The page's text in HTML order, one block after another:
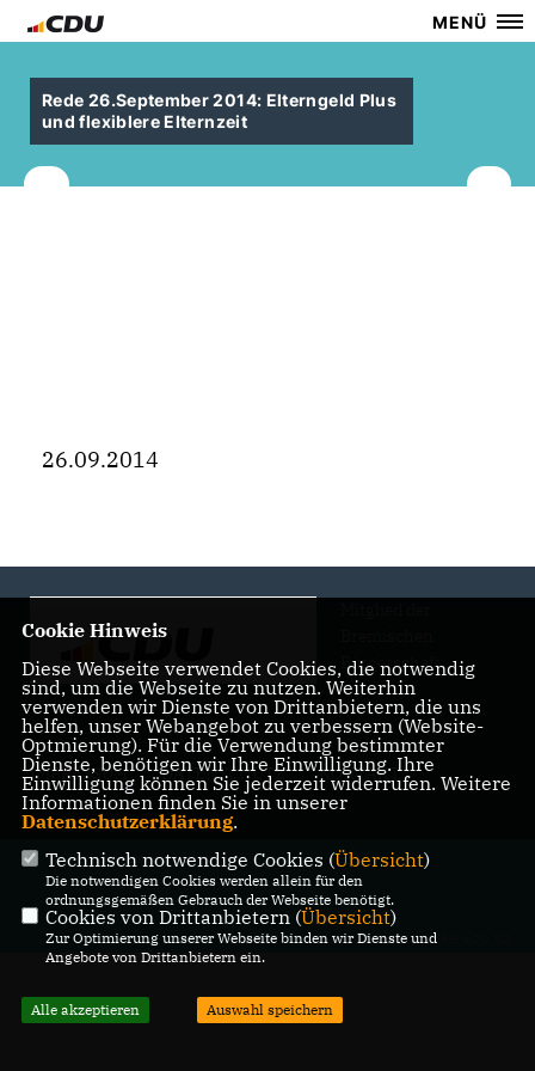
MENÜ
Rede 26.September 2014: Elterngeld Plus
und flexiblere Elternzeit
26.09.2014
Bürgerschaft
IMPRESSUM DATENSCHUTZ KONTAKT
@2026 Bettina Hornhues MdBB
Alle Rechte vorbehalten.
REALISATION: SHARKNESS MEDIA GMBH & CO. KG
Cookie Hinweis
Diese Webseite verwendet Cookies, die notwendig
sind, um die Webseite zu nutzen. Weiterhin
verwenden wir Dienste von Drittanbietern, die uns
helfen, unser Webangebot zu verbessern (Website-
Optmierung). Für die Verwendung bestimmter
Dienste, benötigen wir Ihre Einwilligung. Ihre
Einwilligung können Sie jederzeit widerrufen. Weitere
Informationen finden Sie in unserer
Datenschutzerklärung.
Technisch notwendige Cookies (Übersicht)
Die notwendigen Cookies werden allein für den
ordnungsgemäßen Gebrauch der Webseite benötigt.
Cookies von Drittanbietern (Übersicht)
Zur Optimierung unserer Webseite binden wir Dienste und
Angebote von Drittanbietern ein.
Alle akzeptieren Auswahl speichern